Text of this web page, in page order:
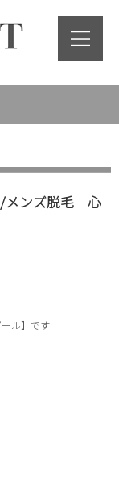
メンズ脱毛 心
ール】です